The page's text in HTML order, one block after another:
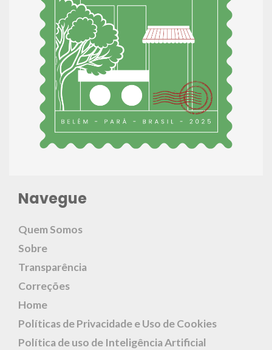
Navegue
Quem Somos
Sobre
Transparência
Correções
Home
Políticas de Privacidade e Uso de Cookies
Política de uso de Inteligência Artificial